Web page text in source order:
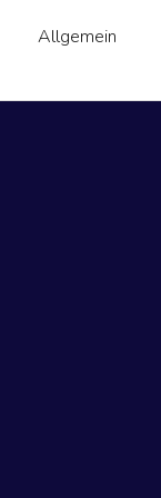
Allgemein